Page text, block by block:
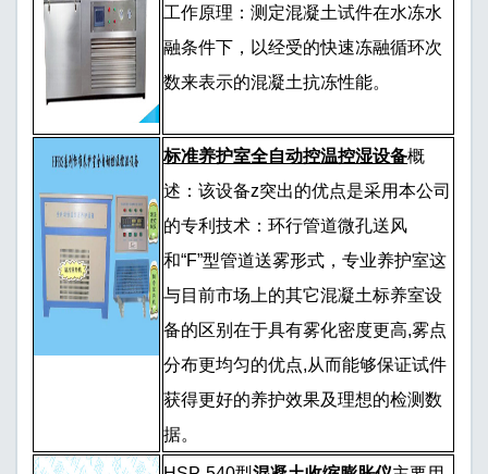
工作原理：测定混凝土试件在水冻水
融条件下，以经受的快速冻融循环次
数来表示的混凝土抗冻性能。
标准养护室全自动控温控湿设备概
述：该设备z突出的优点是采用本公司
的专利技术：环行管道微孔送风
和“F”型管道送雾形式，专业养护室这
与目前市场上的其它混凝土标养室设
备的区别在于具有雾化密度更高,雾点
分布更均匀的优点,从而能够保证试件
获得更好的养护效果及理想的检测数
据。